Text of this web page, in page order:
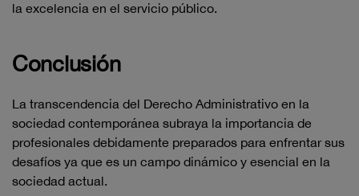
la excelencia en el servicio público.
Conclusión
La transcendencia del Derecho Administrativo en la
sociedad contemporánea subraya la importancia de
profesionales debidamente preparados para enfrentar sus
desafíos ya que es un campo dinámico y esencial en la
sociedad actual.